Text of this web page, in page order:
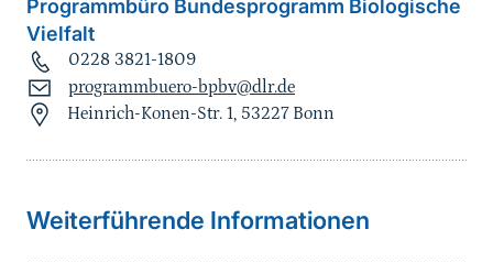
Programmbüro Bundesprogramm Biologische
Vielfalt
0228 3821-1809
programmbuero-bpbv@dlr.de
Heinrich-Konen-Str. 1, 53227 Bonn
Sprungmarke
Weiterführende Informationen